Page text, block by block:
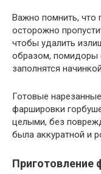
Важно помнить,
осторожно
чтобы удалить
образом, помидоры
заполнятся
Готовые
фаршировки
целыми, без
была аккуратной и
Приготовление